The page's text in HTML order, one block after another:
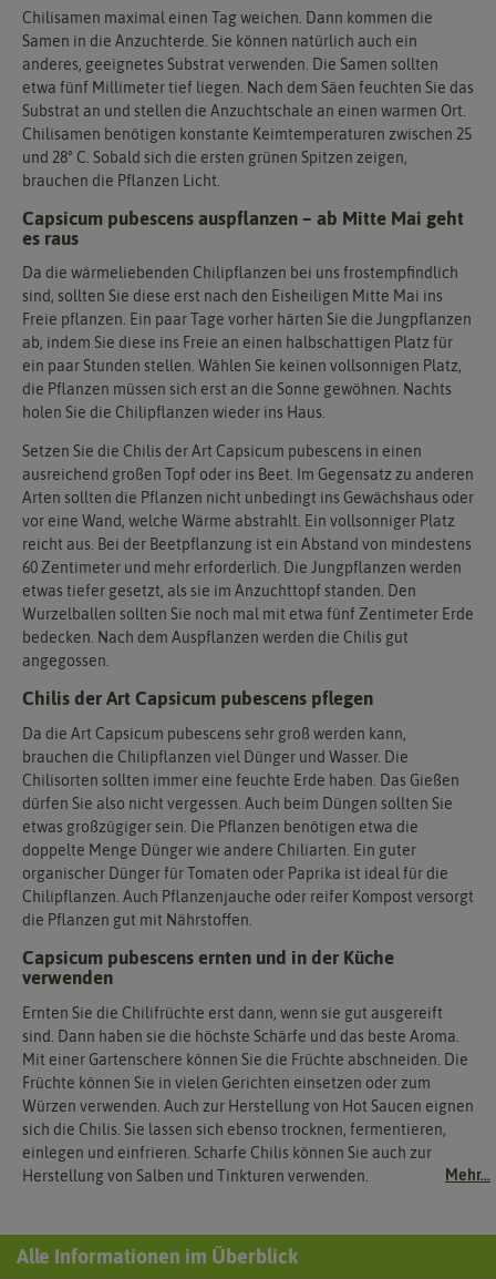
Mehr...
Chilisamen maximal einen Tag weichen. Dann kommen die
Samen in die Anzuchterde. Sie können natürlich auch ein
anderes, geeignetes Substrat verwenden. Die Samen sollten
etwa fünf Millimeter tief liegen. Nach dem Säen feuchten Sie das
Substrat an und stellen die Anzuchtschale an einen warmen Ort.
Chilisamen benötigen konstante Keimtemperaturen zwischen 25
und 28° C. Sobald sich die ersten grünen Spitzen zeigen,
brauchen die Pflanzen Licht.
Capsicum pubescens auspflanzen – ab Mitte Mai geht
es raus
Da die wärmeliebenden Chilipflanzen bei uns frostempfindlich
sind, sollten Sie diese erst nach den Eisheiligen Mitte Mai ins
Freie pflanzen. Ein paar Tage vorher härten Sie die Jungpflanzen
ab, indem Sie diese ins Freie an einen halbschattigen Platz für
ein paar Stunden stellen. Wählen Sie keinen vollsonnigen Platz,
die Pflanzen müssen sich erst an die Sonne gewöhnen. Nachts
holen Sie die Chilipflanzen wieder ins Haus.
Setzen Sie die Chilis der Art Capsicum pubescens in einen
ausreichend großen Topf oder ins Beet. Im Gegensatz zu anderen
Arten sollten die Pflanzen nicht unbedingt ins Gewächshaus oder
vor eine Wand, welche Wärme abstrahlt. Ein vollsonniger Platz
reicht aus. Bei der Beetpflanzung ist ein Abstand von mindestens
60 Zentimeter und mehr erforderlich. Die Jungpflanzen werden
etwas tiefer gesetzt, als sie im Anzuchttopf standen. Den
Wurzelballen sollten Sie noch mal mit etwa fünf Zentimeter Erde
bedecken. Nach dem Auspflanzen werden die Chilis gut
angegossen.
Chilis der Art Capsicum pubescens pflegen
Da die Art Capsicum pubescens sehr groß werden kann,
brauchen die Chilipflanzen viel Dünger und Wasser. Die
Chilisorten sollten immer eine feuchte Erde haben. Das Gießen
dürfen Sie also nicht vergessen. Auch beim Düngen sollten Sie
etwas großzügiger sein. Die Pflanzen benötigen etwa die
doppelte Menge Dünger wie andere Chiliarten. Ein guter
organischer Dünger für Tomaten oder Paprika ist ideal für die
Chilipflanzen. Auch Pflanzenjauche oder reifer Kompost versorgt
die Pflanzen gut mit Nährstoffen.
Capsicum pubescens ernten und in der Küche
verwenden
Ernten Sie die Chilifrüchte erst dann, wenn sie gut ausgereift
sind. Dann haben sie die höchste Schärfe und das beste Aroma.
Mit einer Gartenschere können Sie die Früchte abschneiden. Die
Früchte können Sie in vielen Gerichten einsetzen oder zum
Würzen verwenden. Auch zur Herstellung von Hot Saucen eignen
sich die Chilis. Sie lassen sich ebenso trocknen, fermentieren,
einlegen und einfrieren. Scharfe Chilis können Sie auch zur
Herstellung von Salben und Tinkturen verwenden.
Alle Informationen im Überblick